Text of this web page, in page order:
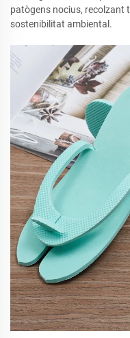
patògens nocius, recolzant
sostenibilitat ambiental.